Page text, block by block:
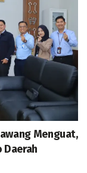
Menguat,
Daerah